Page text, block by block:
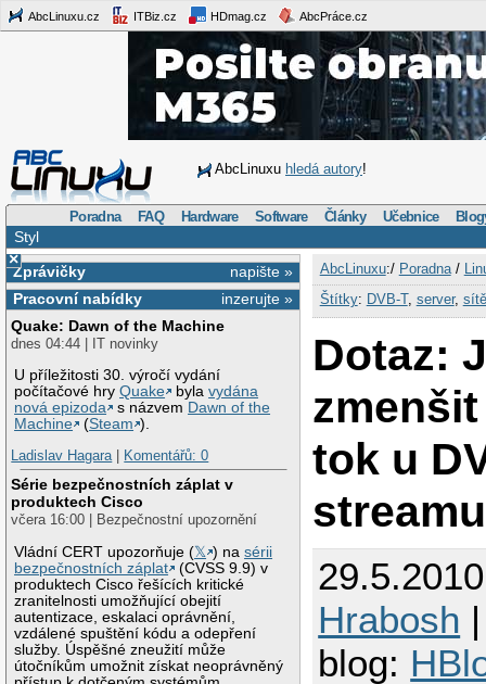
AbcLinuxu.cz ITBiz.cz HDmag.cz AbcPráce.cz
AbcLinuxu hledá autory!
Poradna FAQ Hardware Software Články Učebnice
Styl
×
napište »
Zprávičky
inzerujte »
Pracovní nabídky
Quake: Dawn of the Machine
dnes 04:44 | IT novinky
U příležitosti 30. výročí vydání
počítačové hryQuake bylavydána
nová epizoda
s názvem Dawn of the
Machine
(Steam ).
Ladislav Hagara| Komentářů: 0
Série bezpečnostních záplat v
produktech Cisco
včera 16:00 | Bezpečnostní upozornění
Vládní CERT upozorňuje (𝕏 ) nasérii
bezpečnostních záplat
(CVSS 9.9) v
produktech Cisco řešících kritické
zranitelnosti umožňující obejití
autentizace, eskalaci oprávnění,
vzdálené spuštění kódu a odepření
služby. Úspěšné zneužití může
útočníkům umožnit získat neoprávněný
AbcLinuxu:/ Poradna/
Štítky: DVB-T, server, sítě
Dotaz:
tok u
Hrabosh
blog: